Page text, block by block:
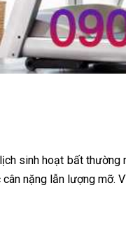
sinh hoạt bất
nặng lẫn lượng mỡ.